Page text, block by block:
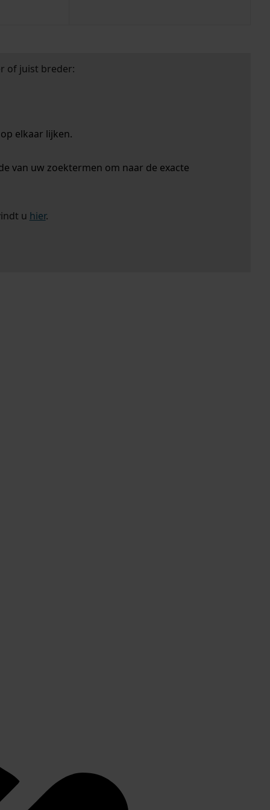
of juist breder:
elkaar lijken.
van uw zoektermen om naar de exacte
u hier.